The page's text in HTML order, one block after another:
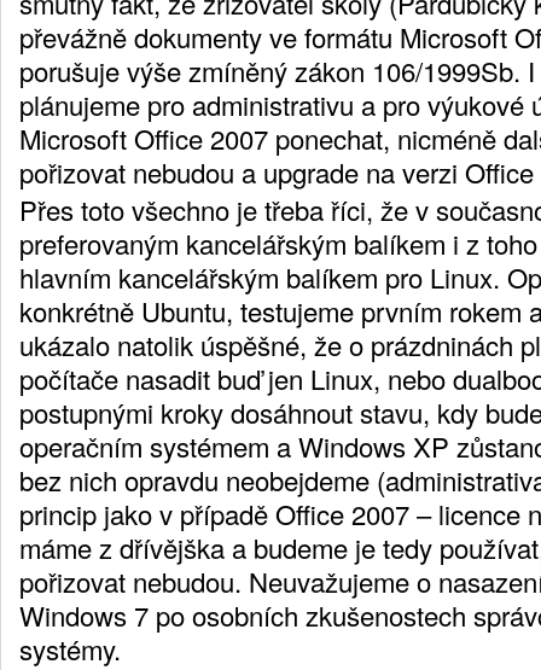
převážně dokumenty ve formátu Microsoft
porušuje výše zmíněný zákon 106/1999Sb.
plánujeme pro administrativu a pro výukové
Microsoft Office 2007 ponechat, nicméně
pořizovat nebudou a upgrade na verzi
Přes toto všechno je třeba říci, že v
preferovaným kancelářským balíkem i z
hlavním kancelářským balíkem pro Linux.
konkrétně Ubuntu, testujeme prvním rokem
ukázalo natolik úspěšné, že o prázdninách
počítače nasadit buď jen Linux, nebo
postupnými kroky dosáhnout stavu, kdy
operačním systémem a Windows XP
bez nich opravdu neobejdeme
princip jako v případě Office 2007 – licence
máme z dřívějška a budeme je tedy
pořizovat nebudou. Neuvažujeme o
Windows 7 po osobních zkušenostech
systémy.